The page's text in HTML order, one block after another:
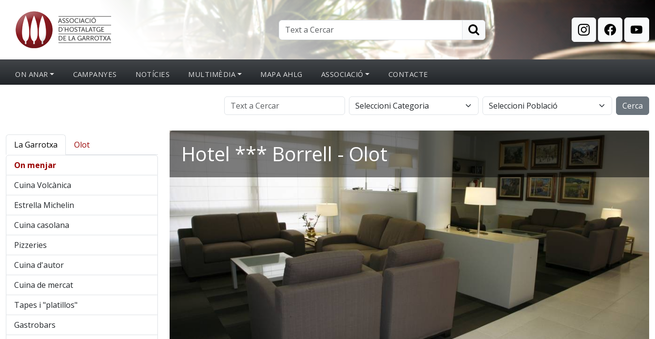
ON ANAR CAMPANYES NOTÍCIES MULTIMÈDIA MAPA AHLG ASSOCIACIÓ CONTACTE
Cerca
La Garrotxa
Olot
On menjar
Cuina Volcànica
Estrella Michelin
Cuina casolana
Pizzeries
Cuina d'autor
Cuina de mercat
Tapes i "platillos"
Gastrobars
Hotel *** Borrell - Olot